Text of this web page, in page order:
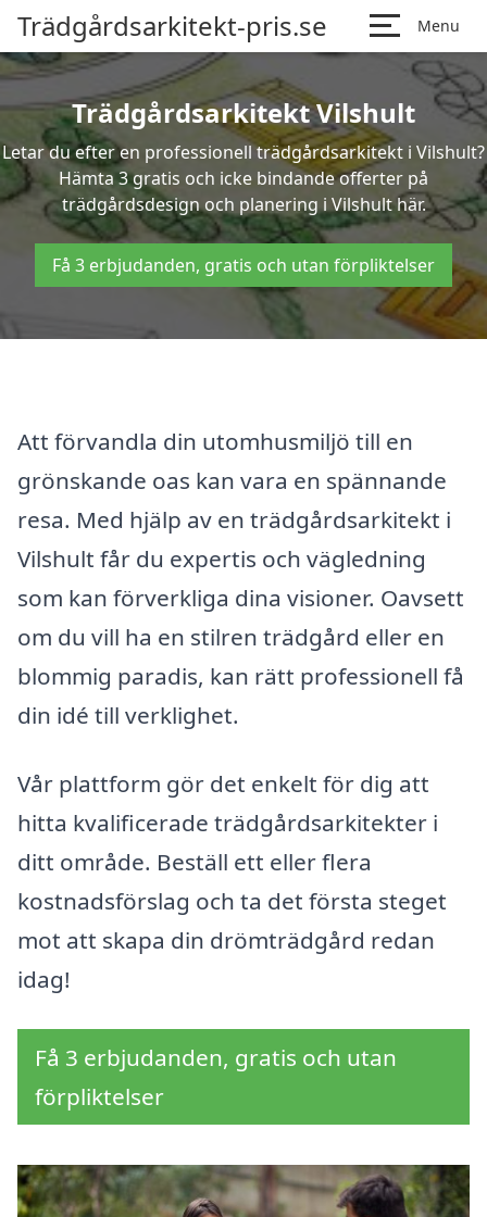
Trädgårdsarkitekt-pris.se Menu
Trädgårdsarkitekt Vilshult
Letar du efter en professionell trädgårdsarkitekt i Vilshult?
Hämta 3 gratis och icke bindande offerter på
trädgårdsdesign och planering i Vilshult här.
Få 3 erbjudanden, gratis och utan förpliktelser
Att förvandla din utomhusmiljö till en
grönskande oas kan vara en spännande
resa. Med hjälp av en trädgårdsarkitekt i
Vilshult får du expertis och vägledning
som kan förverkliga dina visioner. Oavsett
om du vill ha en stilren trädgård eller en
blommig paradis, kan rätt professionell få
din idé till verklighet.
Vår plattform gör det enkelt för dig att
hitta kvalificerade trädgårdsarkitekter i
ditt område. Beställ ett eller flera
kostnadsförslag och ta det första steget
mot att skapa din drömträdgård redan
idag!
Få 3 erbjudanden, gratis och utan
förpliktelser